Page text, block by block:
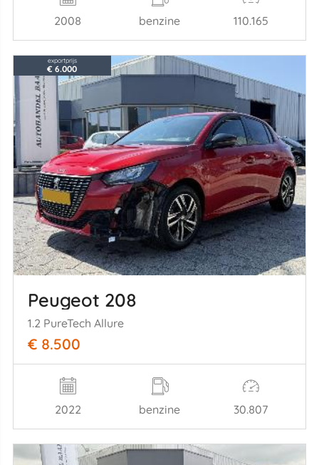
2008 benzine 110.165
exportprijs
€ 6.000
Peugeot 208
1.2 PureTech Allure
€ 8.500
2022 benzine 30.807